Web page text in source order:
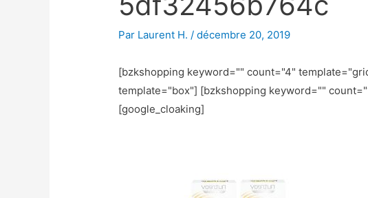
Par Laurent H./décembre 20, 2019
[bzkshopping keyword="" count="4"
template="box"] [bzkshopping keyword=""
[google_cloaking]